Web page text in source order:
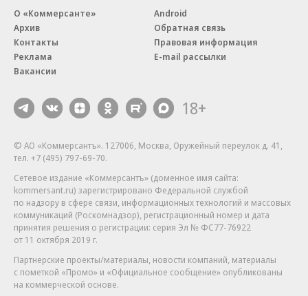
О «Коммерсанте»
Архив
Контакты
Реклама
Вакансии
Android
Обратная связь
Правовая информация
E-mail рассылки
18+
© АО «Коммерсантъ». 127006, Москва, Оружейный переулок д. 41,
тел. +7 (495) 797-69-70.
Сетевое издание «Коммерсантъ» (доменное имя сайта:
kommersant.ru) зарегистрировано Федеральной службой
по надзору в сфере связи, информационных технологий и массовых
коммуникаций (Роскомнадзор), регистрационный номер и дата
принятия решения о регистрации: серия Эл № ФС77-76922
от 11 октября 2019 г.
Партнерские проекты/материалы, новости компаний, материалы
с пометкой «Промо» и «Официальное сообщение» опубликованы
на коммерческой основе.